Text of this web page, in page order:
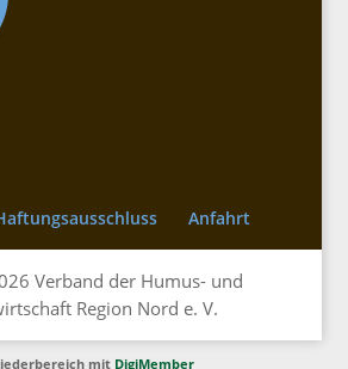
Anfahrt
Verband der Humus- und
Region Nord e. V.
mit DigiMember